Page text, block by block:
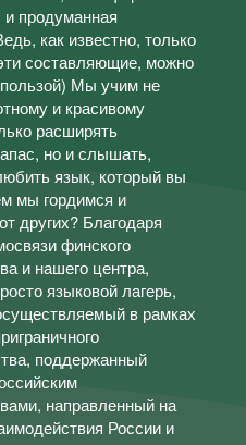
продуманная
как известно, только
составляющие, можно
Мы учим не
и красивому
расширять
но и слышать,
язык, который вы
мы гордимся и
других? Благодаря
финского
и нашего центра,
языковой лагерь,
в рамках
поддержанный
направленный на
России и